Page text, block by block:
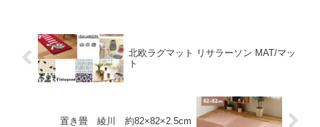
人体帯電圧1.0Kv以下（JIS L 4406 23摂
氏 25%RH 合成ゴム底靴）●防炎性：試験
北欧ラグマット リサラーソン MAT/マッ
ト
置き畳 綾川 約82×82×2.5cm